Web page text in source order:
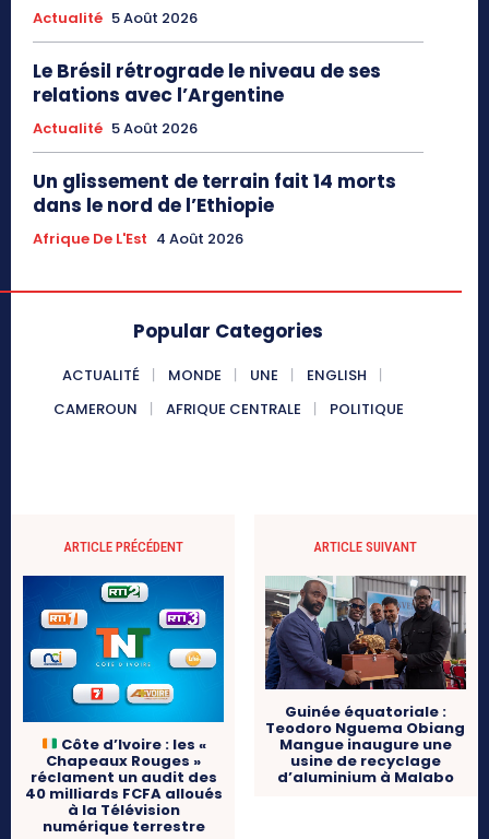
Actualité 5 Août 2026
Le Brésil rétrograde le niveau de ses
relations avec l’Argentine
Actualité 5 Août 2026
Un glissement de terrain fait 14 morts
dans le nord de l’Ethiopie
Afrique De L'Est 4 Août 2026
Popular Categories
ACTUALITÉ MONDE UNE
ENGLISH
CAMEROUN
AFRIQUE CENTRALE POLITIQUE
ARTICLE PRÉCÉDENT
Côte d’Ivoire : les «
Chapeaux Rouges »
réclament un audit des
40 milliards FCFA alloués
à la Télévision
numérique terrestre
ARTICLE SUIVANT
Guinée équatoriale :
Teodoro Nguema Obiang
Mangue inaugure une
usine de recyclage
d’aluminium à Malabo